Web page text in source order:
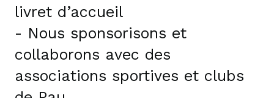
livret d’accueil
- Nous sponsorisons et
collaborons avec des
associations sportives et clubs